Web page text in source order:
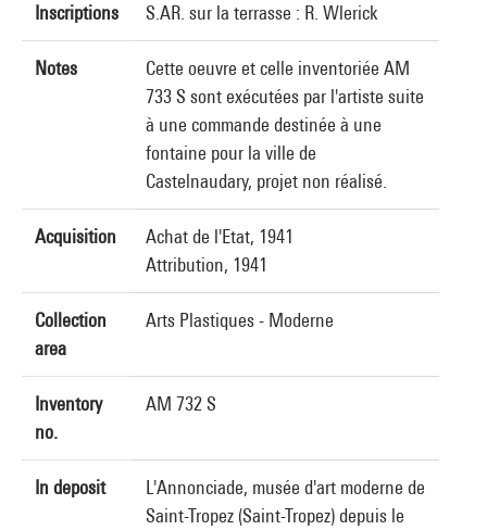
Inscriptions S.AR. sur la terrasse : R. Wlerick
Notes
Cette oeuvre et celle inventoriée AM
733 S sont exécutées par l'artiste suite
à une commande destinée à une
fontaine pour la ville de
Castelnaudary, projet non réalisé.
Acquisition
Achat de l'Etat, 1941
Attribution, 1941
Collection
area
Arts Plastiques - Moderne
Inventory
no.
AM 732 S
In deposit
L'Annonciade, musée d'art moderne de
Saint-Tropez (Saint-Tropez) depuis le